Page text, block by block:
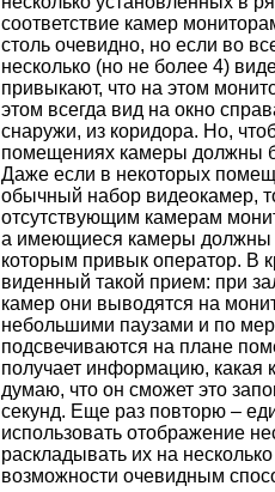
соответствие камер
столь очевидно, но если во
несколько (но не более 4)
привыкают, что на этом
этом всегда вид на окно
снаружи, из коридора. Но,
помещениях камеры должны
Даже если в некоторых
обычный набор видеокамер,
отсутствующим камерам
а имеющиеся камеры должны
которым привык оператор. В
виденный такой прием: при
камер они выводятся на
небольшими паузами и по
подсвечиваются на плане
получает информацию, какая
думаю, что он сможет это
секунд. Еще раз повторю –
использовать отображение
раскладывать их на
возможности очевидным